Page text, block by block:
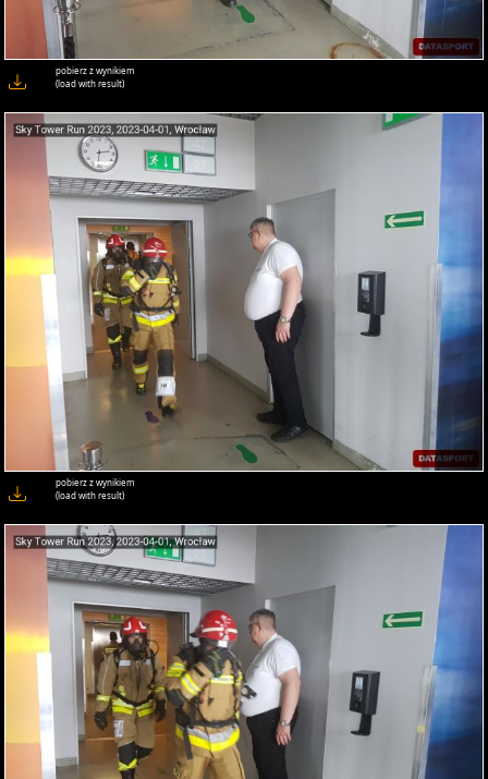
pobierz z wynikiem
(load with result)
pobierz z wynikiem
(load with result)